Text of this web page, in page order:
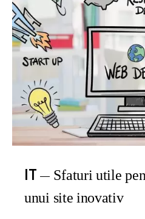
IT
Sfaturi utile
unui site inovativ